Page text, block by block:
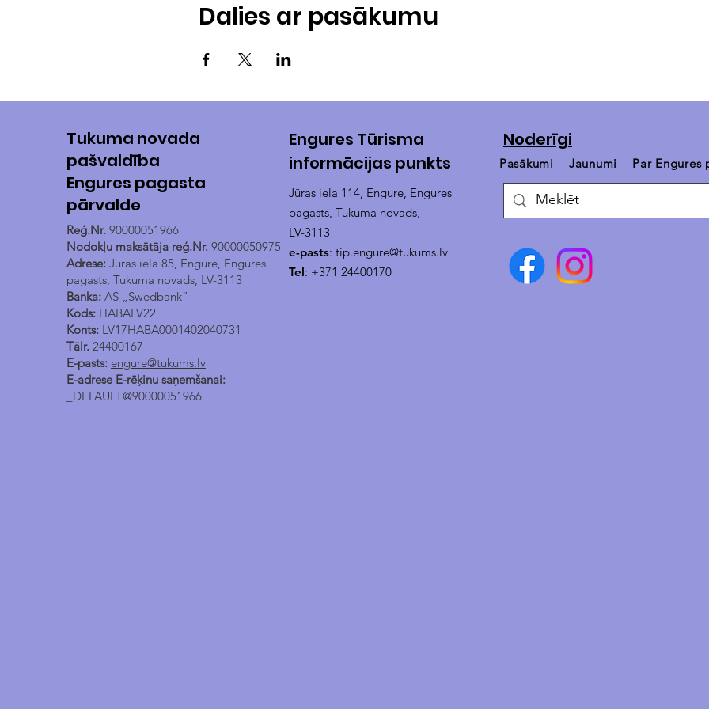
Dalies ar pasākumu
Tukuma novada
pašvaldība
Engures pagasta
pārvalde
Reģ.Nr. 90000051966
Nodokļu maksātāja reģ.Nr. 90000050975
Adrese: Jūras iela 85, Engure, Engures
pagasts, Tukuma novads, LV-3113
Banka: AS „Swedbank”
Kods: HABALV22
Konts: LV17HABA0001402040731
Tālr. 24400167
E-pasts: engure@tukums.lv
E-adrese E-rēķinu saņemšanai:
_DEFAULT@90000051966
Engures Tūrisma
informācijas punkts
Jūras iela 114, Engure, Engures
pagasts, Tukuma novads,
LV-3113
e-pasts: tip.engure@tukums.lv
Tel: +371 24400170
Noderīgi
Pasākumi Jaunumi Par Engures